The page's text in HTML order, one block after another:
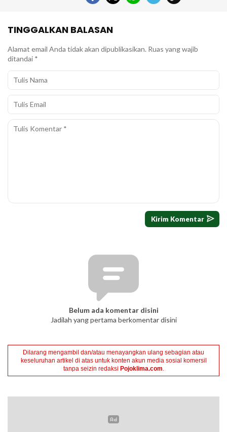
TINGGALKAN BALASAN
Alamat email Anda tidak akan dipublikasikan. Ruas yang wajib
ditandai *
Belum ada komentar disini
Jadilah yang pertama berkomentar disini
Dilarang mengambil dan/atau menayangkan ulang sebagian atau
keseluruhan artikel di atas untuk konten akun media sosial komersil
tanpa seizin redaksi Pojoklima.com.